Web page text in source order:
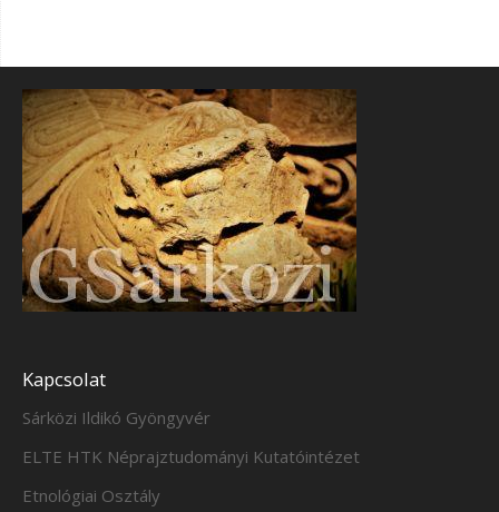
Kapcsolat
Sárközi Ildikó Gyöngyvér
ELTE HTK Néprajztudományi Kutatóintézet
Etnológiai Osztály